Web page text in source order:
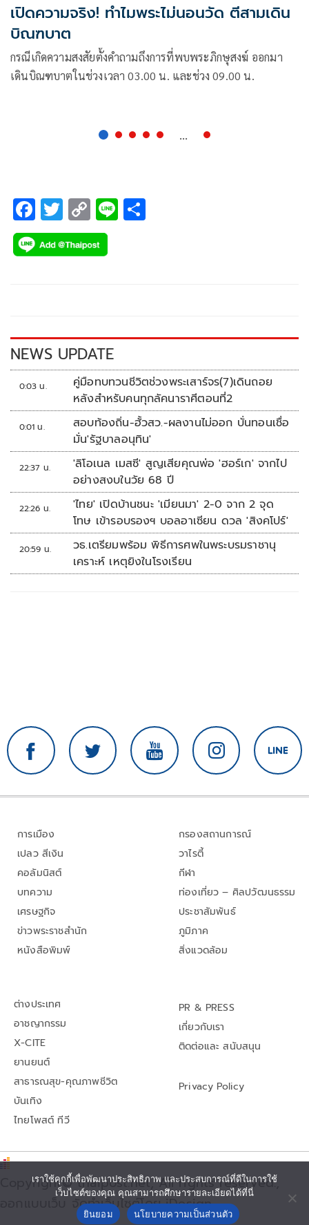
เปิดความจริง! ทำไมพระไม่นอนวัด ตีสามเดิน
บิณฑบาต
กรณีเกิดความสงสัยตั้งคำถามถึงการที่พบพระภิกษุสงฆ์ ออกมา
เดินบิณฑบาตในช่วงเวลา 03.00 น. และช่วง 09.00 น.
...
F
ac
e
k
T
wi
tt
C
o
p
k
Li
NEWS UPDATE
0:03 น.
คู่มือทบทวนชีวิตช่วงพระเสาร์จร(7)เดินถอย
หลังสำหรับคนทุกลัคนาราศีตอนที่2
0:01 น.
สอบท้องถิ่น-ฮั้วสว.-ผลงานไม่ออก บั่นทอนเชื่อ
มั่น'รัฐบาลอนุทิน'
22:37 น.
'ลิโอเนล เมสซี' สูญเสียคุณพ่อ 'ฮอร์เก' จากไป
อย่างสงบในวัย 68 ปี
22:26 น.
'ไทย' เปิดบ้านชนะ 'เมียนมา' 2-0 จาก 2 จุด
โทษ เข้ารอบรองฯ บอลอาเซียน ดวล 'สิงคโปร์'
20:59 น.
วธ.เตรียมพร้อม พิธีการศพในพระบรมราชานุ
เคราะห์ เหตุยิงในโรงเรียน
การเมือง
เปลว สีเงิน
คอลัมนิสต์
บทความ
เศรษฐกิจ
ข่าวพระราชสำนัก
หนังสือพิมพ์
กรองสถานการณ์
วาไรตี้
กีฬา
ท่องเที่ยว – ศิลปวัฒนธรรม
ประชาสัมพันธ์
ภูมิภาค
สิ่งแวดล้อม
ต่างประเทศ
อาชญากรรม
X-CITE
ยานยนต์
สาธารณสุข-คุณภาพชีวิต
บันเทิง
ไทยโพสต์ ทีวี
PR & PRESS
เกี่ยวกับเรา
ติดต่อและ สนับสนุน
Privacy Policy
Copyright© thaipost.net, All rights reserved.,
ออกแบบเว็บ จัดทำเว็บไซต์โดย iDesign
เราใช้คุกกี้เพื่อพัฒนาประสิทธิภาพ และประสบการณ์ที่ดีในการใช้
เว็บไซต์ของคุณ คุณสามารถศึกษารายละเอียดได้ที่นี่
ยินยอม
นโยบายความเป็นส่วนตัว